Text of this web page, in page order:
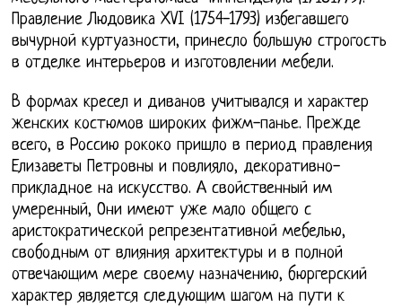
Правление Людовика XVI (1754-1793) избегавшего
вычурной куртуазности, принесло большую строгость
в отделке интерьеров и изготовлении мебели.
В формах кресел и диванов учитывался и характер
женских костюмов широких фижм-панье. Прежде
всего, в Россию рококо пришло в период правления
Елизаветы Петровны и повлияло, декоративно-
прикладное на искусство. А свойственный им
умеренный, Они имеют уже мало общего с
аристократической репрезентативной мебелью,
свободным от влияния архитектуры и в полной
отвечающим мере своему назначению, бюргерский
характер является следующим шагом на пути к